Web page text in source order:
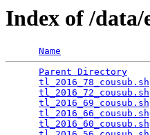
Index of /
Name
Parent Directory